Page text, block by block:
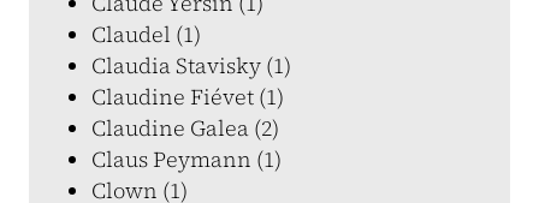
Claudel (1)
Claudia Stavisky (1)
Claudine Fiévet (1)
Claudine Galea (2)
Claus Peymann (1)
Clown (1)